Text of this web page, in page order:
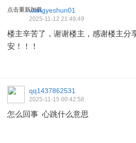
点击重新加载wangyeshun01
2025-11-12 21:49:49
楼主辛苦了，谢谢楼主，感谢楼主分
安！！！
qq1437862531
2025-11-15 00:42:58
怎么回事 心跳什么意思